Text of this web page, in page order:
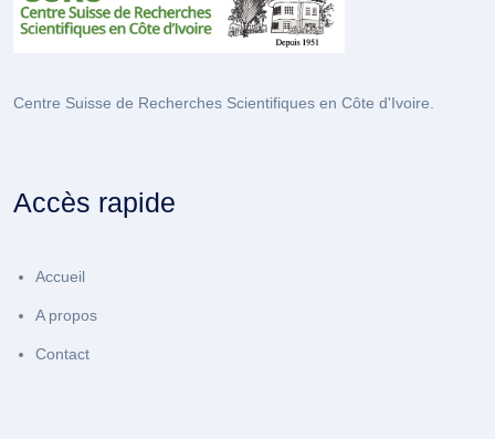
Centre Suisse de Recherches Scientifiques en Côte d'Ivoire.
Accès rapide
Accueil
A propos
Contact